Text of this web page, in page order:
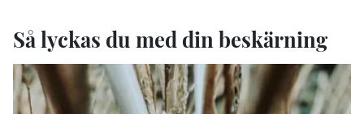
Så lyckas du med din beskärning